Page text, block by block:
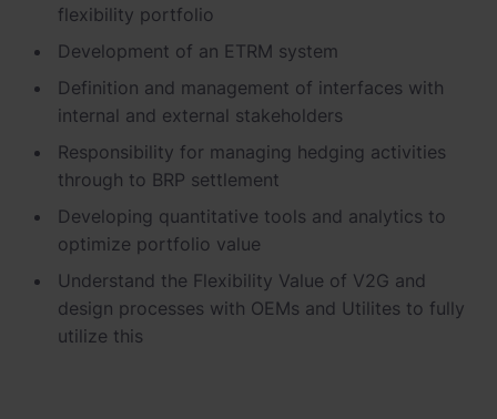
flexibility portfolio
Development of an ETRM system
Definition and management of interfaces with
internal and external stakeholders
Responsibility for managing hedging activities
through to BRP settlement
Developing quantitative tools and analytics to
optimize portfolio value
Understand the Flexibility Value of V2G and
design processes with OEMs and Utilites to fully
utilize this